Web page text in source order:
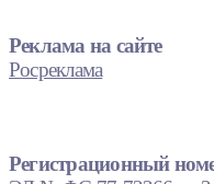
Реклама на сайте
Росреклама
Регистрационный